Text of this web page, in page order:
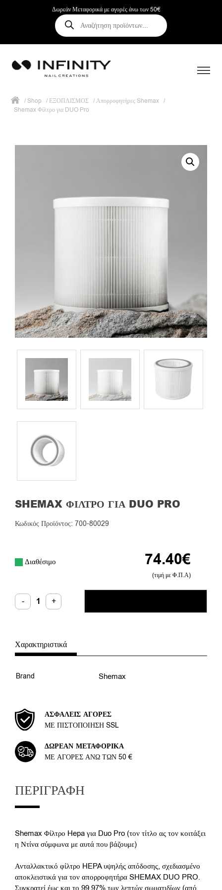
Δωρεάν Μεταφορικά με αγορές άνω των 50€
Αναζήτηση
προϊόντων
/Shop / ΕΞΟΠΛΙΣΜΟΣ /Απορροφητήρες Shemax /
Shemax Φίλτρο για DUO Pro
SHEMAX ΦΊΛΤΡΟ ΓΙΑ DUO PRO
Κωδικός Προϊόντος: 700-80029
74.40€
(τιμή με Φ.Π.Α)
Διαθέσιμο
- Shemax
Φίλτρο+
Χαρακτηριστικά
Brand Shemax
ΑΣΦΑΛΕΊΣ ΑΓΟΡΈΣ
ΜΕ ΠΙΣΤΟΠΟΊΗΣΗ SSL
ΔΩΡΕΆΝ ΜΕΤΑΦΟΡΙΚΆ
ΜΕ ΑΓΟΡΈΣ ΆΝΩ ΤΩΝ 50 €
ΠΕΡΙΓΡΑΦΉ
Shemax Φίλτρο Hepa για Duo Pro (τον τίτλο ας τον κοιτάξει
η Ντίνα σύμφωνα με αυτά που βάζουμε)
Ανταλλακτικό φίλτρο HEPA υψηλής απόδοσης, σχεδιασμένο
αποκλειστικά για τον απορροφητήρα SHEMAX DUO PRO.